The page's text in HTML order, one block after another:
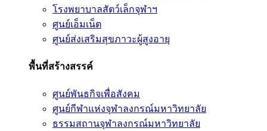
โรงพยาบาลสัตว์เล็กจุฬาฯ
ศูนย์เอ็มเน็ต
ศูนย์ส่งเสริมสุขภาวะผู้สูงอายุ
พื้นที่สร้างสรรค์
ศูนย์พันธกิจเพื่อสังคม
ศูนย์กีฬาแห่งจุฬาลงกรณ์มหาวิทยาลัย
ธรรมสถานจุฬาลงกรณ์มหาวิทยาลัย